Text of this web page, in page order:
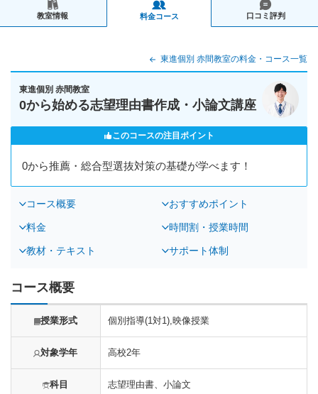
教室情報 料金コース 口コミ評判
東進個別 赤間教室の料金・コース一覧
東進個別 赤間教室
0から始める志望理由書作成・小論文講座
このコースの注目ポイント
0から推薦・総合型選抜対策の基礎が学べます！
コース概要 おすすめポイント
料金 時間割・授業時間
教材・テキスト サポート体制
コース概要
授業形式 個別指導(1対1),映像授業
対象学年 高校2年
科目 志望理由書、小論文